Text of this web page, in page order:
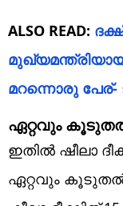
ALSO READ:
മറന്നൊരു പേര്-
ഏറ്റവും
ഇതിൽ ഷീലാ
ഏറ്റവും കൂടുതൽ